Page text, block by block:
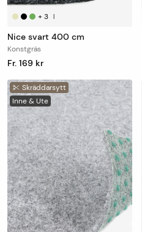
+3 |
Nice svart 400 cm
Konstgräs
Fr. 169 kr
Skräddarsytt
Inne & Ute